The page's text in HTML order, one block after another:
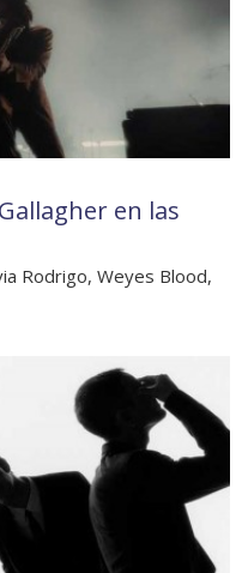
en las
Rodrigo, Weyes Blood,